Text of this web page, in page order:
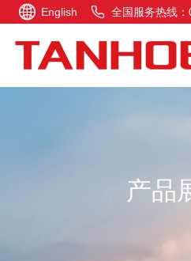
English 全国服务热线
产品